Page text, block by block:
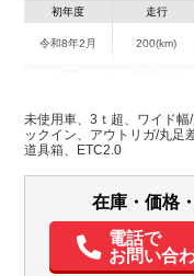
初年度
令和8年2月
走行
200(km)
千葉県
W:2,080
H:370
パワステ パワー
電動格納ミラー
ETC バッ
未使用車、3ｔ超、ワイド
ックイン、アウトリガ/丸足
道具箱、ETC2.0
在庫・価格
電話で
お問い合